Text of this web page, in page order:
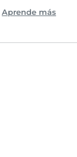
Aprende más